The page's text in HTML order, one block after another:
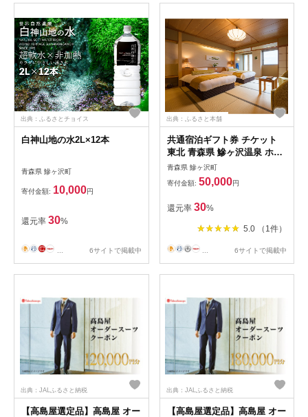
出典：ふるさとチョイス
白神山地の水2L×12本
青森県 鰺ヶ沢町
寄付金額: 10,000円
還元率 30%
6サイトで掲載中
出典：ふるさと本舗
共通宿泊ギフト券 チケット
東北 青森県 鰺ヶ沢温泉 ホテ
ルグランメール山海荘 水軍の
宿 15000円分 施設利用券 宿
泊券 宿泊チケット 温泉 旅行
ホテル券 旅行券 クーポン ギ
フト 贈り物 プレ
青森県 鰺ヶ沢町
寄付金額: 50,000円
還元率 30%
5.0 （1件）
6サイトで掲載中
出典：JALふるさと納税
【高島屋選定品】高島屋 オー
出典：JALふるさと納税
【高島屋選定品】高島屋 オー